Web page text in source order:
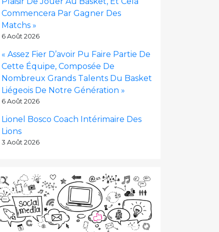
Commencera Par Gagner Des
Matchs »
6 Août 2026
« Assez Fier D’avoir Pu Faire Partie De
Cette Équipe, Composée De
Nombreux Grands Talents Du Basket
Liégeois De Notre Génération »
6 Août 2026
Lionel Bosco Coach Intérimaire Des
Lions
3 Août 2026